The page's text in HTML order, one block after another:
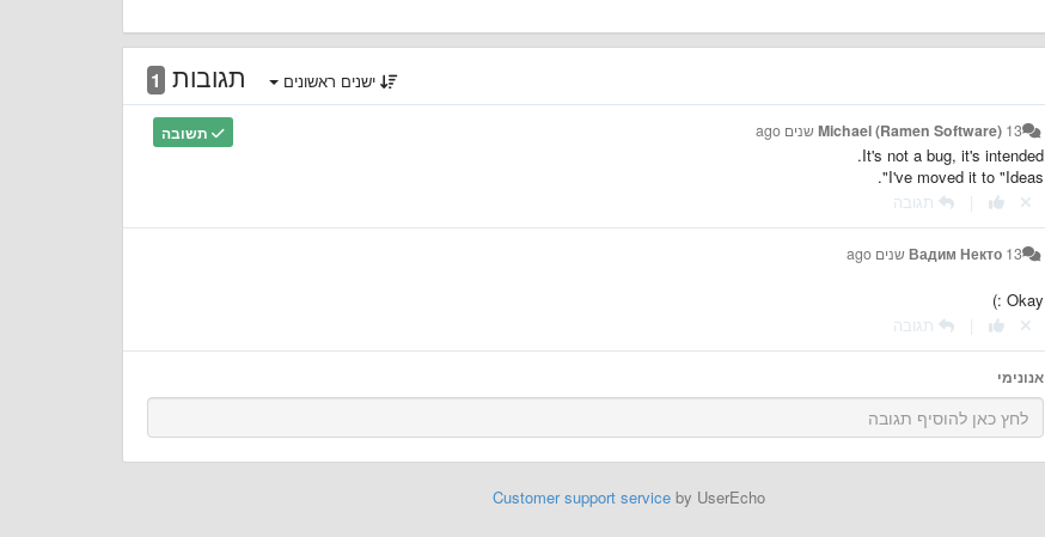
תגובות 1 ישנים ראשונים
תשובה Michael (Ramen Software) 13 שנים ago
It's not a bug, it's intended.
I've moved it to "Ideas".
תגובה
Вадим Некто 13 שנים ago
Okay :)
תגובה
אנונימי
Customer support serviceby UserEcho